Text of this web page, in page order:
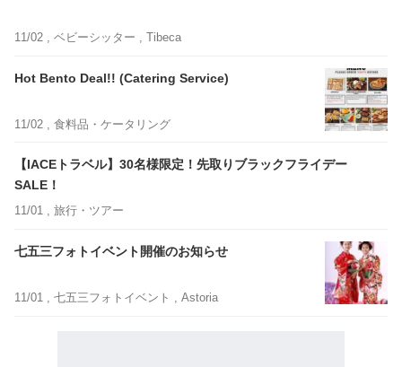
11/02 , ベビーシッター , Tibeca
Hot Bento Deal!! (Catering Service)
11/02 , 食料品・ケータリング
【IACEトラベル】30名様限定！先取りブラックフライデー
SALE！
11/01 , 旅行・ツアー
七五三フォトイベント開催のお知らせ
11/01 , 七五三フォトイベント , Astoria